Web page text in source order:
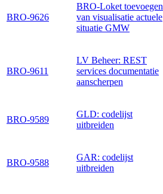
BRO-9626
BRO-Loket toevoegen
van visualisatie actuele
situatie GMW
BRO-9611
LV Beheer: REST
services documentatie
aanscherpen
BRO-9589
GLD: codelijst
uitbreiden
BRO-9588
GAR: codelijst
uitbreiden